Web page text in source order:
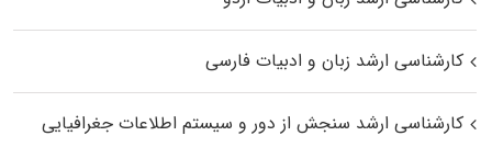
کارشناسی ارشد زبان و ادبیات فارسی
کارشناسی ارشد سنجش از دور و سیستم اطلاعات جغرافیایی